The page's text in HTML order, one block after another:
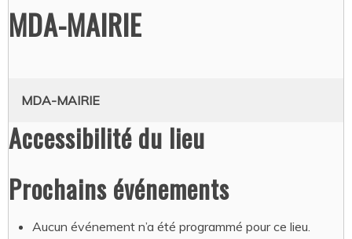
MDA-MAIRIE
MDA-MAIRIE
Accessibilité du lieu
Prochains événements
Aucun événement n’a été programmé pour ce lieu.